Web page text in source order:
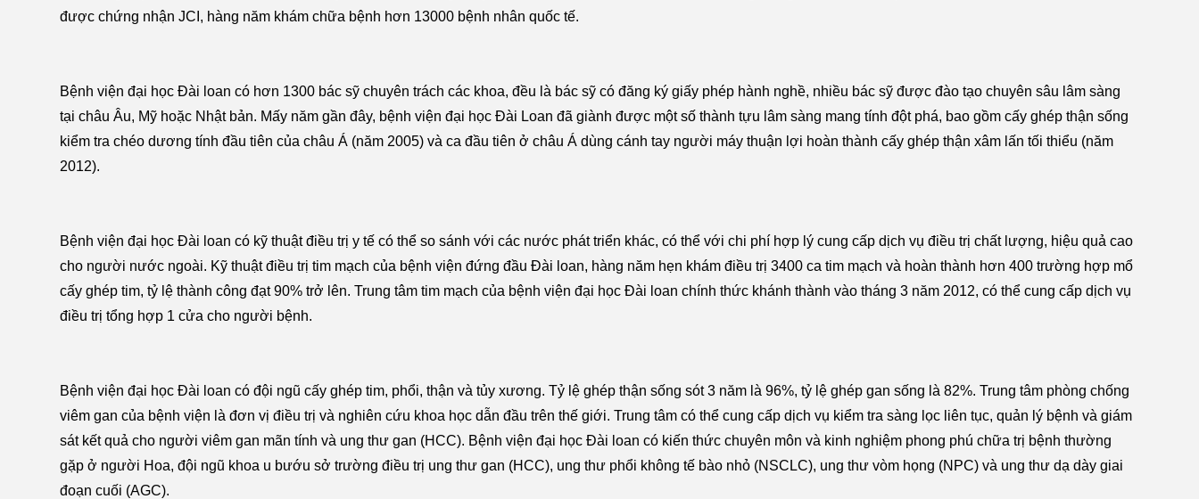
được chứng nhận JCI, hàng năm khám chữa bệnh hơn 13000 bệnh nhân quốc tế.
Bệnh viện đại học Đài loan có hơn 1300 bác sỹ chuyên trách các khoa, đều là bác sỹ có đăng ký giấy phép hành nghề, nhiều bác sỹ được đào tạo chuyên sâu lâm sàng
tại châu Âu, Mỹ hoặc Nhật bản. Mấy năm gần đây, bệnh viện đại học Đài Loan đã giành được một số thành tựu lâm sàng mang tính đột phá, bao gồm cấy ghép thận sống
kiểm tra chéo dương tính đầu tiên của châu Á (năm 2005) và ca đầu tiên ở châu Á dùng cánh tay người máy thuận lợi hoàn thành cấy ghép thận xâm lấn tối thiểu (năm
2012).
Bệnh viện đại học Đài loan có kỹ thuật điều trị y tế có thể so sánh với các nước phát triển khác, có thể với chi phí hợp lý cung cấp dịch vụ điều trị chất lượng, hiệu quả cao
cho người nước ngoài. Kỹ thuật điều trị tim mạch của bệnh viện đứng đầu Đài loan, hàng năm hẹn khám điều trị 3400 ca tim mạch và hoàn thành hơn 400 trường hợp mổ
cấy ghép tim, tỷ lệ thành công đạt 90% trở lên. Trung tâm tim mạch của bệnh viện đại học Đài loan chính thức khánh thành vào tháng 3 năm 2012, có thể cung cấp dịch vụ
điều trị tổng hợp 1 cửa cho người bệnh.
Bệnh viện đại học Đài loan có đội ngũ cấy ghép tim, phổi, thận và tủy xương. Tỷ lệ ghép thận sống sót 3 năm là 96%, tỷ lệ ghép gan sống là 82%. Trung tâm phòng chống
viêm gan của bệnh viện là đơn vị điều trị và nghiên cứu khoa học dẫn đầu trên thế giới. Trung tâm có thể cung cấp dịch vụ kiểm tra sàng lọc liên tục, quản lý bệnh và giám
sát kết quả cho người viêm gan mãn tính và ung thư gan (HCC). Bệnh viện đại học Đài loan có kiến thức chuyên môn và kinh nghiệm phong phú chữa trị bệnh thường
gặp ở người Hoa, đội ngũ khoa u bướu sở trường điều trị ung thư gan (HCC), ung thư phổi không tế bào nhỏ (NSCLC), ung thư vòm họng (NPC) và ung thư dạ dày giai
đoạn cuối (AGC).